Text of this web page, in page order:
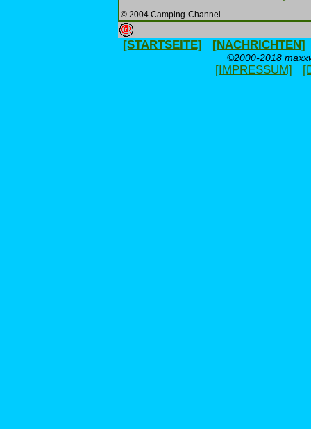
© 2004 Camping-Channel
[STARTSEITE] [NACHRICHTEN]
©2000-2018
[IMPRESSUM]